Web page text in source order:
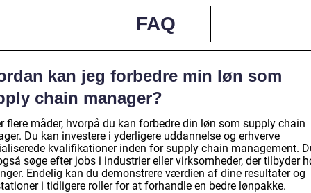
FAQ
kan jeg forbedre min løn som
chain manager?
flere måder, hvorpå du kan forbedre din løn som supply chain
Du kan investere i yderligere uddannelse og erhverve
kvalifikationer inden for supply chain management.
søge efter jobs i industrier eller virksomheder, der tilbyder
Endelig kan du demonstrere værdien af dine resultater og
i tidligere roller for at forhandle en bedre lønpakke.